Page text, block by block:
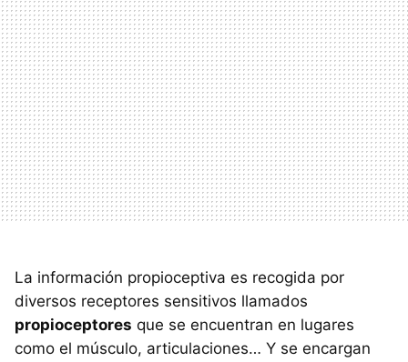
La información propioceptiva es recogida por
diversos receptores sensitivos llamados
propioceptores que se encuentran en lugares
como el músculo, articulaciones… Y se encargan